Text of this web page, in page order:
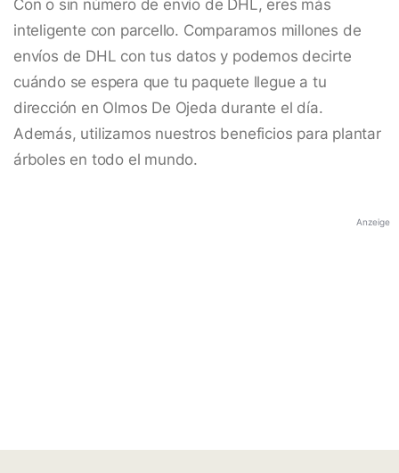
Con o sin número de envío de DHL, eres más
inteligente con parcello. Comparamos millones de
envíos de DHL con tus datos y podemos decirte
cuándo se espera que tu paquete llegue a tu
dirección en Olmos De Ojeda durante el día.
Además, utilizamos nuestros beneficios para plantar
árboles en todo el mundo.
Anzeige